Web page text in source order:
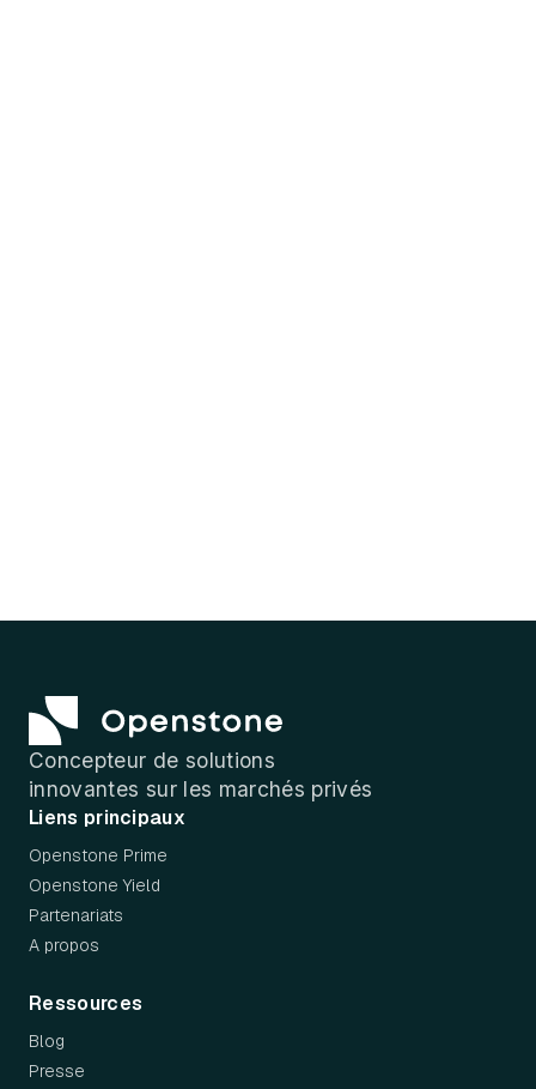
Button Text
Concepteur de solutions
innovantes sur les marchés privés
Liens principaux
Openstone Prime
Openstone Yield
Partenariats
A propos
Ressources
Blog
Presse